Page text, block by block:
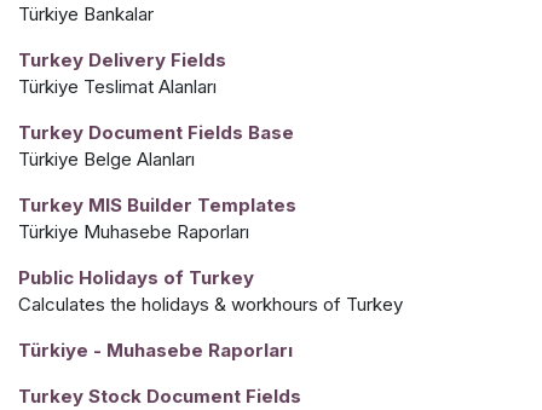
Türkiye Bankalar
Turkey Delivery Fields
Türkiye Teslimat Alanları
Turkey Document Fields Base
Türkiye Belge Alanları
Turkey MIS Builder Templates
Türkiye Muhasebe Raporları
Public Holidays of Turkey
Calculates the holidays & workhours of Turkey
Türkiye - Muhasebe Raporları
Turkey Stock Document Fields